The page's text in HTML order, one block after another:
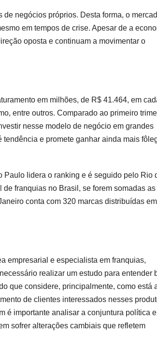
negócios próprios. Desta forma, o
em tempos de crise. Apesar de a
oposta e continuam a movimentar o
em milhões, de R$ 41.464, em
entre outros. Comparado ao primeiro
nesse modelo de negócio em grandes
e promete ganhar ainda mais
lidera o ranking e é seguido pelo Rio
franquias no Brasil, se forem somadas as
conta com 320 marcas distribuídas
empresarial e especialista em franquias,
realizar um estudo para entender
que considere, principalmente, como está
de clientes interessados nesses
é importante analisar a conjuntura política e
sofrer alterações cambiais que refletem